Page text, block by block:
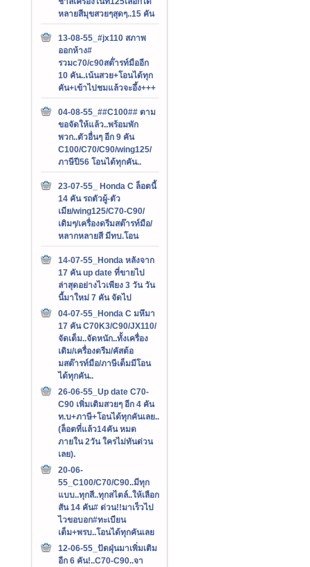
หลายสีมุขสวยๆสุดๆ..15 คัน
13-08-55_#jx110 สภาพ
ออกห้าง#
รวมc70/c90สต๊่ารท์มืออีก
10 คัน..เน้นสวย+โอนได้ทุก
คัน+เข้าไปชมแล้วจะอึ้ง+++
04-08-55_##C100## ตาม
ขอจัดให้แล้ว..พร้อมพัก
พวก..ตัวอื่นๆ อีก 9 คัน
C100/C70/C90/wing125/
ภาษีปี56 โอนได้ทุกคัน..
23-07-55_ Honda C ล็อตนี้
14 คัน รถตัวผู้-ตัว
เมีย/wing125/C70-C90/
เดิมๆ/เครื่องดรีมสต๊ารท์มือ/
หลากหลายสี มีทบ.โอน
14-07-55_Honda หลังจาก
17 คัน up date ที่ขายไป
ล่าสุดอย่างไวเพียง 3 วัน วัน
นี้มาใหม่ 7 คัน จัดไป
04-07-55_Honda C มหึมา
17 คัน C70K3/C90/JX110/
จัดเต็ม..จัดหนัก..ทั้งเครื่อง
เดิม/เครื่องดรีม/คัสต้อ
มสต๊ารท์มือ/ภาษีเต็มมีโอน
ได้ทุกคัน..
26-06-55_Up date C70-
C90 เพิ่มเติมสวยๆ อีก 4 คัน
ท.บ+ภาษี+โอนได้ทุกคันเลย..
(ล็อตที่แล้ว14คัน หมด
ภายใน 2วัน ใครไม่ทันด่วน
เลย).
20-06-
55_C100/C70/C90..มีทุก
แบบ..ทุกสี..ทุกสไตล์..ให้เลือก
สัน 14 คัน# ด่วน!!มาเร็วไป
ไวขอบอก#ทะเบียน
เต็ม+พรบ..โอนได้ทุกคันเลย
12-06-55_ปัดฝุ่นมาเพิ่มเติม
อีก 6 คัน!..C70-C90..จา